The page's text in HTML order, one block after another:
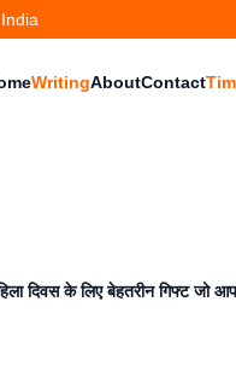
WritingAboutContact
दिवस के लिए बेहतरीन गिफ्ट जो